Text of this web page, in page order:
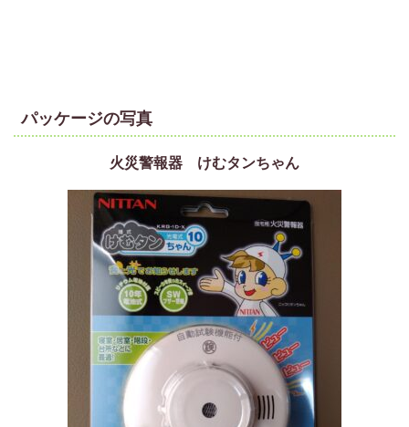
パッケージの写真
火災警報器 けむタンちゃん